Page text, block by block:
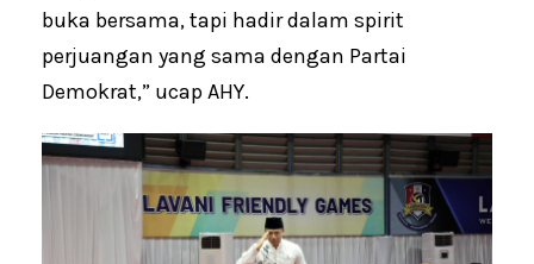
buka bersama, tapi hadir dalam spirit
perjuangan yang sama dengan Partai
Demokrat,” ucap AHY.